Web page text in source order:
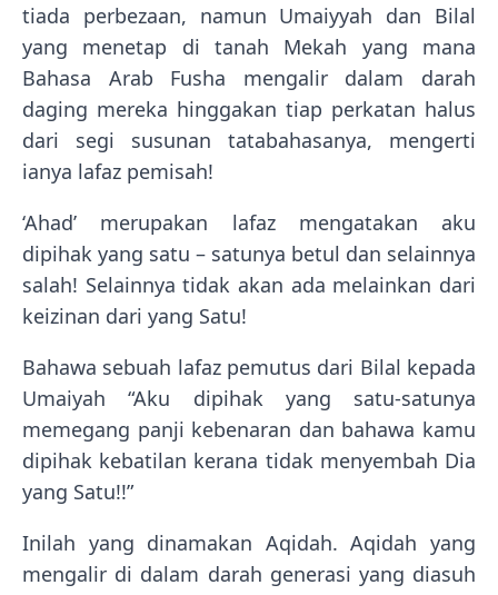
tiada perbezaan, namun Umaiyyah dan Bilal
yang menetap di tanah Mekah yang mana
Bahasa Arab Fusha mengalir dalam darah
daging mereka hinggakan tiap perkatan halus
dari segi susunan tatabahasanya, mengerti
ianya lafaz pemisah!
‘Ahad’ merupakan lafaz mengatakan aku
dipihak yang satu – satunya betul dan selainnya
salah! Selainnya tidak akan ada melainkan dari
keizinan dari yang Satu!
Bahawa sebuah lafaz pemutus dari Bilal kepada
Umaiyah “Aku dipihak yang satu-satunya
memegang panji kebenaran dan bahawa kamu
dipihak kebatilan kerana tidak menyembah Dia
yang Satu!!”
Inilah yang dinamakan Aqidah. Aqidah yang
mengalir di dalam darah generasi yang diasuh